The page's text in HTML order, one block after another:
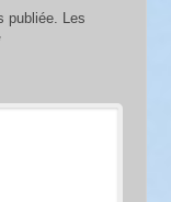
publiée.
Les